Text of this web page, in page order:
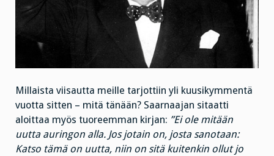
Millaista viisautta meille tarjottiin yli kuusikymmentä
vuotta sitten – mitä tänään? Saarnaajan sitaatti
aloittaa myös tuoreemman kirjan: ”Ei ole mitään
uutta auringon alla. Jos jotain on, josta sanotaan:
Katso tämä on uutta, niin on sitä kuitenkin ollut jo